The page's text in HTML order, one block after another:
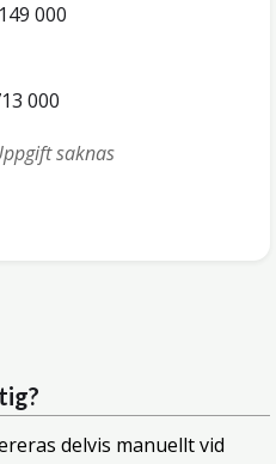
000
000
saknas
delvis manuellt vid